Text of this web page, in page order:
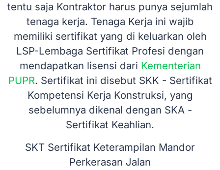
tentu saja Kontraktor harus punya sejumlah
tenaga kerja. Tenaga Kerja ini wajib
memiliki sertifikat yang di keluarkan oleh
LSP-Lembaga Sertifikat Profesi dengan
mendapatkan lisensi dari Kementerian
PUPR. Sertifikat ini disebut SKK - Sertifikat
Kompetensi Kerja Konstruksi, yang
sebelumnya dikenal dengan SKA -
Sertifikat Keahlian.
SKT Sertifikat Keterampilan Mandor
Perkerasan Jalan